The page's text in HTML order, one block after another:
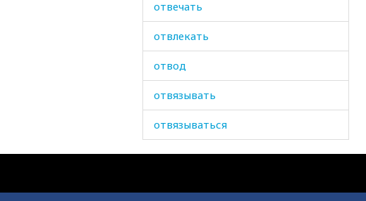
отвечать
отвлекать
отвод
отвязывать
отвязываться
отговорка